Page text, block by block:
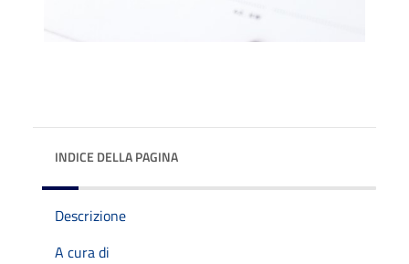
INDICE DELLA PAGINA
Descrizione
A cura di